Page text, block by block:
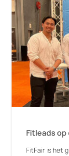
Fitleads op
FitFair is het